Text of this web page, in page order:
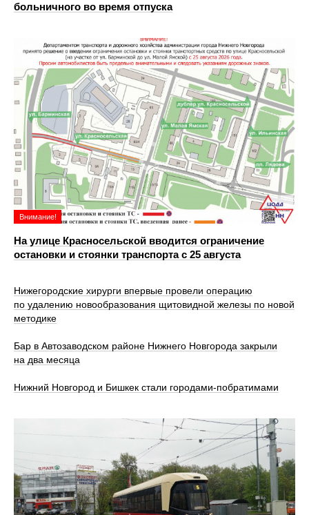
больничного во время отпуска
Внимание!
На улице Красносельской вводится ограничение
остановки и стоянки транспорта с 25 августа
Нижегородские хирурги впервые провели операцию
по удалению новообразования щитовидной железы по новой
методике
Бар в Автозаводском районе Нижнего Новгорода закрыли
на два месяца
Нижний Новгород и Бишкек стали городами-побратимами